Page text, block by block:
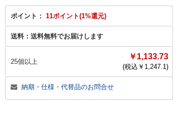
ポイント： 11ポイント(1%還元)
送料： 送料無料でお届けします
25個以上
￥1,133.73
(税込￥ 1,247.1)
納期・仕様・代替品のお問合せ